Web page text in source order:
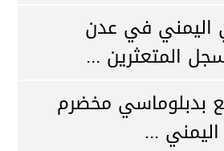
اليمني في عدن
المتعثرين ...
بدبلوماسي مخضرم
...